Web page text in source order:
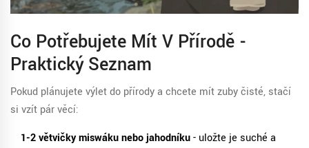
Co Potřebujete Mít V Přírodě -
Praktický Seznam
Pokud plánujete výlet do přírody a chcete mít zuby čisté, stačí
si vzít pár věcí:
1-2 větvičky miswáku nebo jahodníku- uložte je suché a